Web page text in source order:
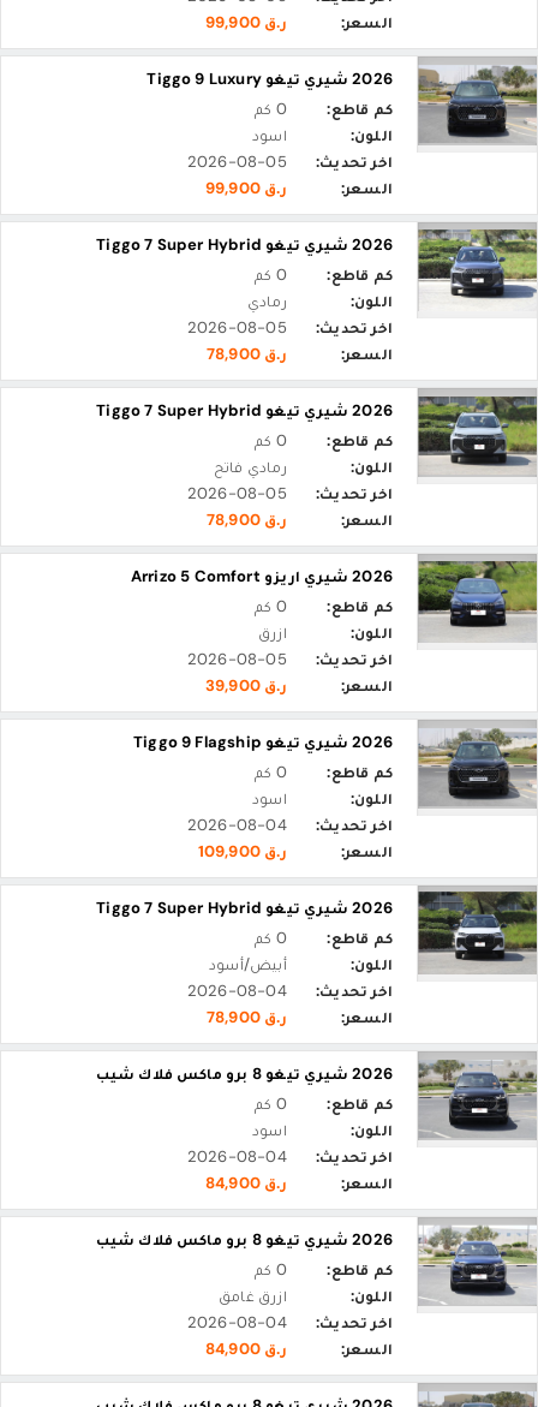
السعر:
ر.ق 99,900
2026 شيري تيغو Tiggo 9 Luxury
كم قاطع:
0 كم
اللون:
اسود
اخر تحديث:
2026-08-05
السعر:
ر.ق 99,900
2026 شيري تيغو Tiggo 7 Super Hybrid
كم قاطع:
0 كم
اللون:
رمادي
اخر تحديث:
2026-08-05
السعر:
ر.ق 78,900
2026 شيري تيغو Tiggo 7 Super Hybrid
كم قاطع:
0 كم
اللون:
رمادي فاتح
اخر تحديث:
2026-08-05
السعر:
ر.ق 78,900
2026 شيري اريزو Arrizo 5 Comfort
كم قاطع:
0 كم
اللون:
ازرق
اخر تحديث:
2026-08-05
السعر:
ر.ق 39,900
2026 شيري تيغو Tiggo 9 Flagship
كم قاطع:
0 كم
اللون:
اسود
اخر تحديث:
2026-08-04
السعر:
ر.ق 109,900
2026 شيري تيغو Tiggo 7 Super Hybrid
كم قاطع:
0 كم
اللون:
أبيض/أسود
اخر تحديث:
2026-08-04
السعر:
ر.ق 78,900
2026 شيري تيغو 8 برو ماكس فلاك شيب
كم قاطع:
0 كم
اللون:
اسود
اخر تحديث:
2026-08-04
السعر:
ر.ق 84,900
2026 شيري تيغو 8 برو ماكس فلاك شيب
كم قاطع:
0 كم
اللون:
ازرق غامق
اخر تحديث:
2026-08-04
السعر:
ر.ق 84,900